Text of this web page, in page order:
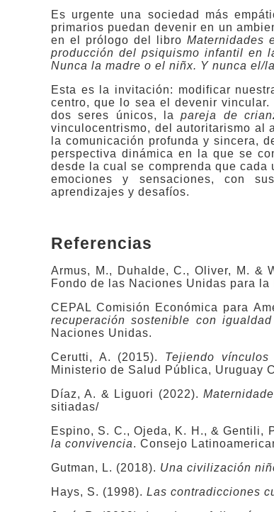
Es urgente una sociedad más
primarios puedan devenir en un
en el prólogo del libro Maternidades
producción del psiquismo infantil en
Nunca la madre o el niñx. Y nunca el/
Esta es la invitación: modificar
centro, que lo sea el devenir
dos seres únicos, lapareja de
vinculocentrismo, del autoritarismo al
la comunicación profunda y sincera,
perspectiva dinámica en la que se
desde la cual se comprenda que
emociones y sensaciones, con
aprendizajes y desafíos.
Referencias
Armus, M., Duhalde, C., Oliver, M. &
Fondo de las Naciones Unidas para la
CEPAL Comisión Económica para
recuperación sostenible con
Naciones Unidas.
Cerutti, A. (2015). Tejiendo
Ministerio de Salud Pública, Uruguay
Díaz, A. & Liguori (2022).
sitiadas/
Espino, S. C., Ojeda, K. H., & Gentili,
la convivencia. Consejo
Gutman, L. (2018). Una civilización
Hays, S. (1998). Las contradicciones